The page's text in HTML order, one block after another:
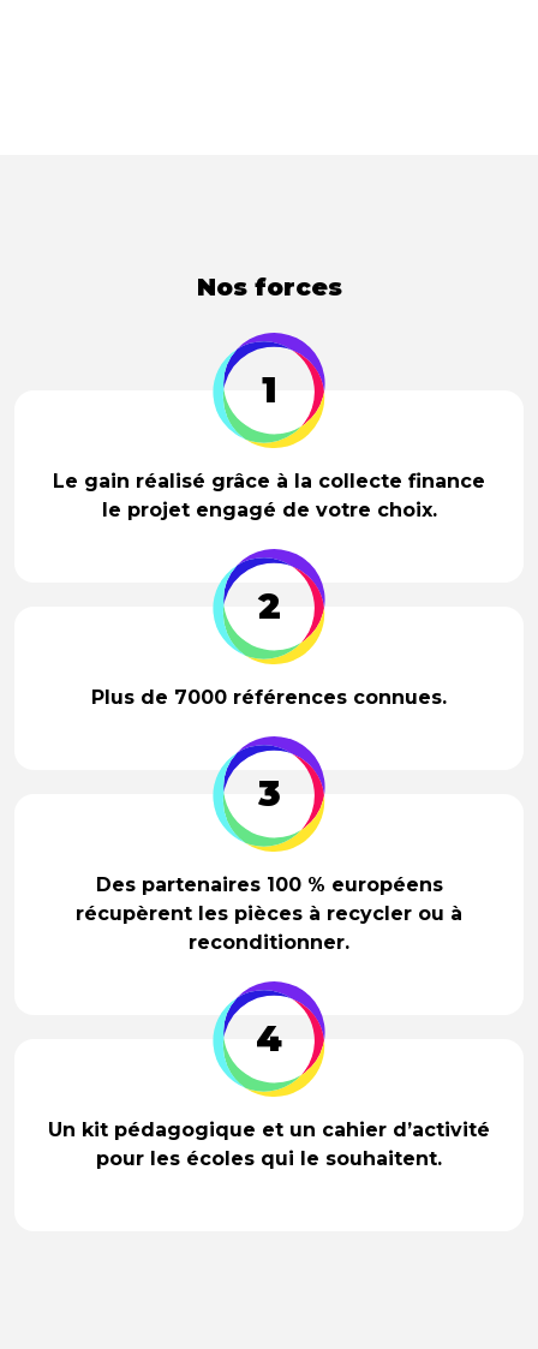
Nos forces
1
Le gain réalisé grâce à la collecte finance
le projet engagé de votre choix.
2
Plus de 7000 références connues.
3
Des partenaires 100 % européens
récupèrent les pièces à recycler ou à
reconditionner.
4
Un kit pédagogique et un cahier d’activité
pour les écoles qui le souhaitent.